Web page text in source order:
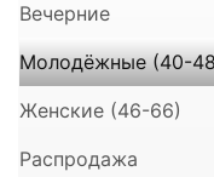
Вечерние
Молодёжные (40-
Женские (46-66)
Распродажа